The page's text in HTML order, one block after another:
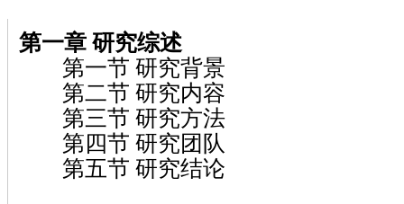
第一章 研究综述
第一节 研究背景
第二节 研究内容
第三节 研究方法
第四节 研究团队
第五节 研究结论